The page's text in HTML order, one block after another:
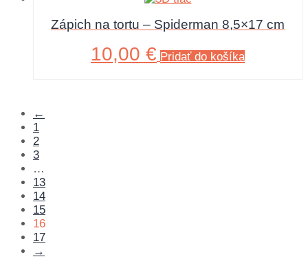
Zápich na tortu – Spiderman 8,5×17 cm
10,00 € Pridať do košíka
←
1
2
3
…
13
14
15
16
17
→